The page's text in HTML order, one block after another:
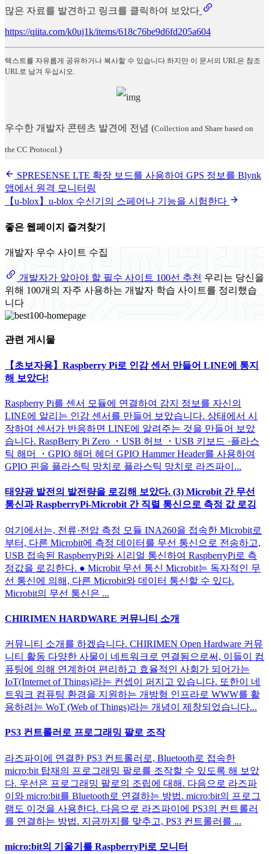
많은 자료를 발견하고 링크를 클릭하여 보았다
https://qiita.com/k0uj1k/items/618c76be9d6fd205a604
텍스트를 자유롭게 공유하거나 복사할 수 있습니다.하지만 이 문서의 URL은 참조
URL로 남겨 두십시오.
우수한 개발자 콘텐츠 발견에 전념 (Collection and Share based on
the CC Protocol.)
SPRESENSE LTE 확장 보드를 사용하여 GPS 정보를 Blynk
앱에서 원격 모니터링
【u-blox】u-blox 수신기의 스페어나 기능을 시험한다
좋은 웹페이지 즐겨찾기
개발자 우수 사이트 수집
개발자가 알아야 할 필수 사이트 100선 추천 우리는 당신을
위해 100개의 자주 사용하는 개발자 학습 사이트를 정리했습
니다
관련 게시물
【초보자용】Raspberry Pi로 인감 센서 만들어 LINE에 통지
해 보았다!
Raspberry Pi를 센서 모듈에 연결하여 감지 정보를 자신의
LINE에 알리는 인감 센서를 만들어 보았습니다. 상태에서 시
작하여 센서가 반응하면 LINE에 알려주는 것을 만들어 보았
습니다. RaspBerry Pi Zero ・USB 허브 ・USB 키보드 ·플라스
틱 해머 ・GPIO 해머 헤더 GPIO Hammer Header를 사용하여
GPIO 핀을 플라스틱 망치로 플라스틱 망치로 라즈파이...
태양광 발전의 발전량을 로깅해 보았다. (3) Microbit 간 무선
통신과 RaspberryPi-Microbit 간 직렬 통신으로 측정 값 로깅
여기에서는, 전류·전압 측정 모듈 INA260을 접속한 Microbit로
부터, 다른 Microbit에 측정 데이터를 무선 통신으로 전송하고,
USB 접속된 RaspberryPi와 시리얼 통신하여 RaspberryPi로 측
정값을 로깅한다. ● Microbit 무선 통신 Microbit는 독자적인 무
선 통신에 의해, 다른 Microbit와 데이터 통신할 수 있다.
Microbit의 무선 통신은 ...
CHIRIMEN HARDWARE 커뮤니티 소개
커뮤니티 소개를 하겠습니다. CHIRIMEN Open Hardware 커뮤
니티 활동 다양한 사물이 네트워크로 연결됨으로써, 이들이 컴
퓨팅에 의해 연계하여 편리하고 효율적인 사회가 되어가는
IoT(Internet of Things)라는 컨셉이 퍼지고 있습니다. 또한이 네
트워크 컴퓨팅 환경을 지원하는 개방형 인프라로 WWW를 활
용하려는 WoT (Web of Things)라는 개념이 제창되었습니다...
PS3 컨트롤러로 프로그래밍 팔로 조작
라즈파이에 연결한 PS3 컨트롤러로, Bluetooth로 접속한
micro:bit 탑재의 프로그래밍 팔로를 조작할 수 있도록 해 보았
다. 우선은 프로그래밍 팔로의 조립에 대해. 다음으로 라즈파
이와 micro:bit를 Bluetooth로 연결하는 방법. micro:bit의 프로그
램도 이것을 사용한다. 다음으로 라즈파이에 PS3의 컨트롤러
를 연결하는 방법. 지금까지를 맞추고, PS3 컨트롤러를 ...
micro:bit의 기울기를 RaspberryPi로 모니터